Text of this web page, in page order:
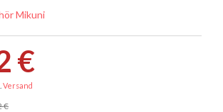
Mikuni
€
Versand
€